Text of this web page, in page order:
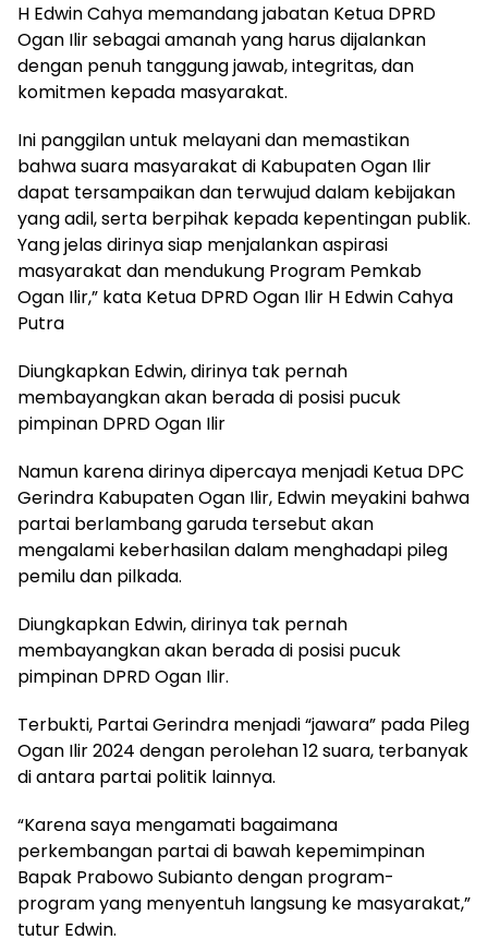
H Edwin Cahya memandang jabatan Ketua DPRD
Ogan Ilir sebagai amanah yang harus dijalankan
dengan penuh tanggung jawab, integritas, dan
komitmen kepada masyarakat.
Ini panggilan untuk melayani dan memastikan
bahwa suara masyarakat di Kabupaten Ogan Ilir
dapat tersampaikan dan terwujud dalam kebijakan
yang adil, serta berpihak kepada kepentingan publik.
Yang jelas dirinya siap menjalankan aspirasi
masyarakat dan mendukung Program Pemkab
Ogan Ilir,” kata Ketua DPRD Ogan Ilir H Edwin Cahya
Putra
Diungkapkan Edwin, dirinya tak pernah
membayangkan akan berada di posisi pucuk
pimpinan DPRD Ogan Ilir
Namun karena dirinya dipercaya menjadi Ketua DPC
Gerindra Kabupaten Ogan Ilir, Edwin meyakini bahwa
partai berlambang garuda tersebut akan
mengalami keberhasilan dalam menghadapi pileg
pemilu dan pilkada.
Diungkapkan Edwin, dirinya tak pernah
membayangkan akan berada di posisi pucuk
pimpinan DPRD Ogan Ilir.
Terbukti, Partai Gerindra menjadi “jawara” pada Pileg
Ogan Ilir 2024 dengan perolehan 12 suara, terbanyak
di antara partai politik lainnya.
“Karena saya mengamati bagaimana
perkembangan partai di bawah kepemimpinan
Bapak Prabowo Subianto dengan program-
program yang menyentuh langsung ke masyarakat,”
tutur Edwin.